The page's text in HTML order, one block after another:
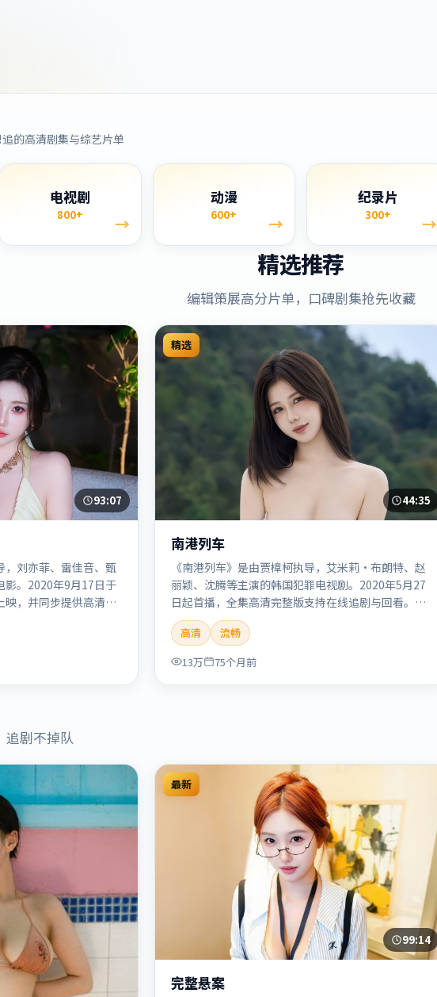
的高清剧集与综艺片单
电视剧
800+ →
动漫
600+ →
纪录片
300+ →
精选推荐
编辑策展高分片单，口碑剧集抢先收藏
93:07
，刘亦菲、雷佳音、甄
影。2020年9月17日于
映，并同步提供高清正
：悬念层层推进，线
合推理爱好者。本片
」「悬疑」「中国香
映」等关键词的影迷
精选
44:35
南港列车
《南港列车》是由贾樟柯执导，艾米莉·布朗特、赵
丽颖、沈腾等主演的韩国犯罪电视剧。2020年5月27
日起首播，全集高清完整版支持在线追剧与回看。剧
情与看点：聚焦案件与人性灰色地带，张力十足，兼
具社会观察与戏剧冲突。本片适合检索「南港列车」
「贾樟柯」「犯罪」「韩国」「2020」「2020-05-
27上映」等关键词的影迷阅读简介与主创信息。
高清
流畅
13万
75个月前
追剧不掉队
最新
99:14
完整悬案